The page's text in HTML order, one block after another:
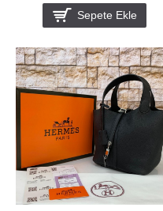
Sepete Ekle